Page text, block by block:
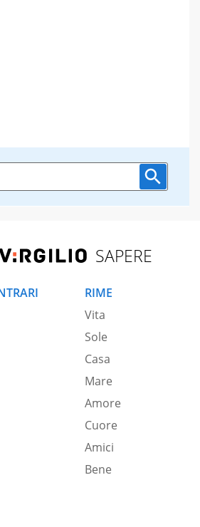
SAPERE
RIME
Vita
Sole
Casa
Mare
Amore
Cuore
Amici
Bene